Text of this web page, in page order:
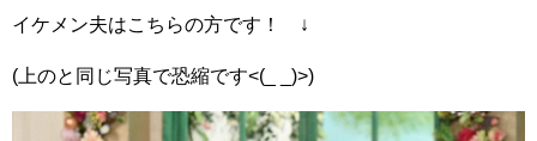
イケメン夫はこちらの方です！ ↓
(上のと同じ写真で恐縮です<(_ _)>)